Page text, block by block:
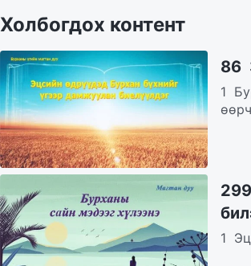
Холбогдох контент
86
1
1